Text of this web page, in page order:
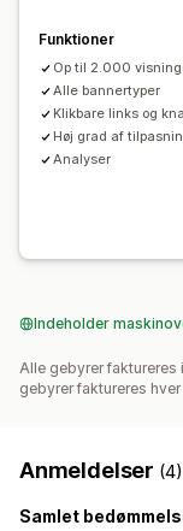
Baggrunde
Flere sprog
Målretning mod
Adfærdsbaseret
Analyser og
Funktioner
Op til 2.000
Alle bannertyper
Klikbare links og
Høj grad af
Analyser
Indeholder
Alle gebyrer
gebyrer faktureres
Anmeldelser (4)
Samlet